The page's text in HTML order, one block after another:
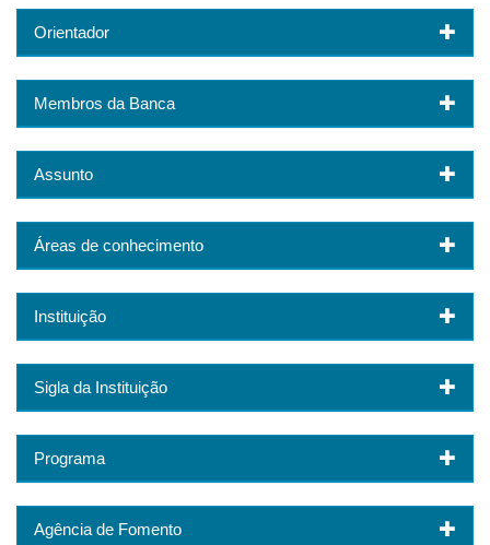
Orientador
Membros da Banca
Assunto
Áreas de conhecimento
Instituição
Sigla da Instituição
Programa
Agência de Fomento